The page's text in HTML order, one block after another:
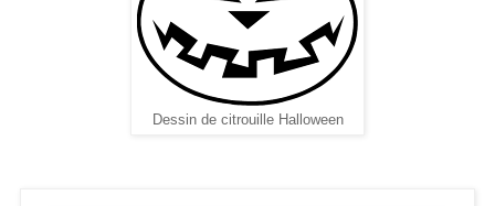
Dessin de citrouille Halloween